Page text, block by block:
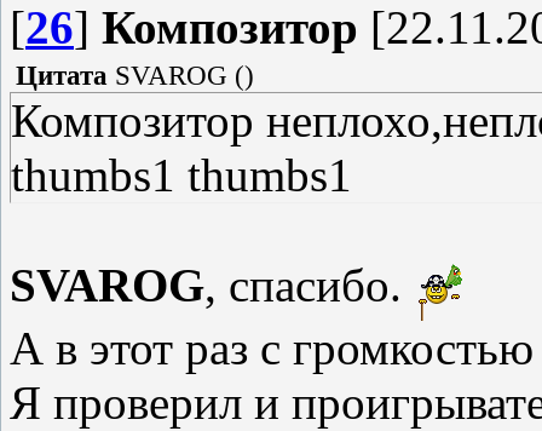
[26] Композитор
Цитата SVAROG ()
Композитор
thumbs1 thumbs1
SVAROG, спасибо.
А в этот раз с
Я проверил и